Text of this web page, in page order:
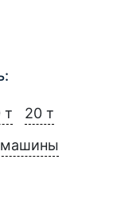
т
20 т
машины